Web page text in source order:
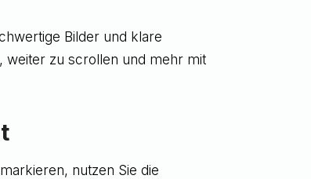
Bilder und klare
weiter zu scrollen und mehr mit
nutzen Sie die